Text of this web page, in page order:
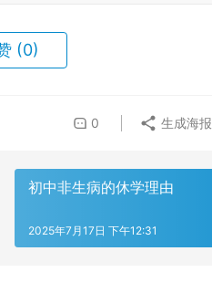
(0)
0 生成海报
初中非生病的休学理由
2025年7月17日 下午12:31